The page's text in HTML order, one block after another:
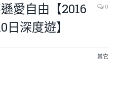
愛自由【2016
深度遊】
0
其它